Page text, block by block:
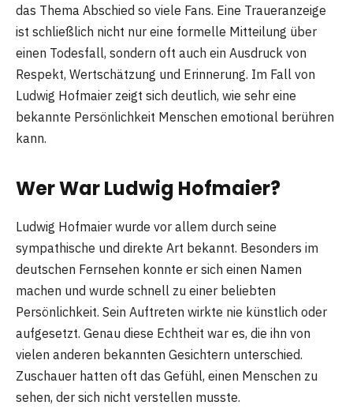
das Thema Abschied so viele Fans. Eine Traueranzeige
ist schließlich nicht nur eine formelle Mitteilung über
einen Todesfall, sondern oft auch ein Ausdruck von
Respekt, Wertschätzung und Erinnerung. Im Fall von
Ludwig Hofmaier zeigt sich deutlich, wie sehr eine
bekannte Persönlichkeit Menschen emotional berühren
kann.
Wer War Ludwig Hofmaier?
Ludwig Hofmaier wurde vor allem durch seine
sympathische und direkte Art bekannt. Besonders im
deutschen Fernsehen konnte er sich einen Namen
machen und wurde schnell zu einer beliebten
Persönlichkeit. Sein Auftreten wirkte nie künstlich oder
aufgesetzt. Genau diese Echtheit war es, die ihn von
vielen anderen bekannten Gesichtern unterschied.
Zuschauer hatten oft das Gefühl, einen Menschen zu
sehen, der sich nicht verstellen musste.